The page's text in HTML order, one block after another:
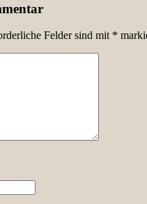
Felder sind mit *